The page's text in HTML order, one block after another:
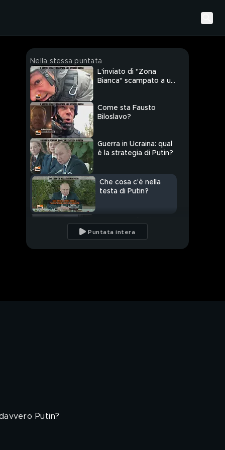
Nella stessa puntata
L'inviato di "Zona
Bianca" scampato a un
Come sta Fausto
Biloslavo?
Guerra in Ucraina: qual
è la strategia di Putin?
Che cosa c'è nella
testa di Putin?
Puntata intera
Putin?